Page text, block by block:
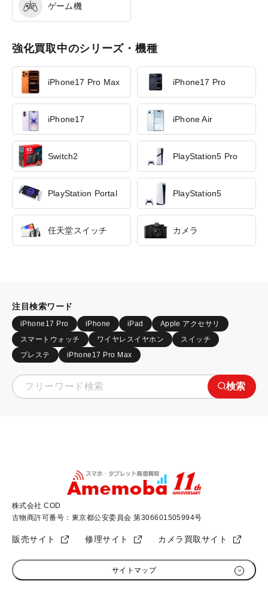
ゲーム機
強化買取中のシリーズ・機種
iPhone17 Pro Max iPhone17 Pro
iPhone17 iPhone Air
Switch2 PlayStation5 Pro
PlayStation Portal PlayStation5
任天堂スイッチ カメラ
注目検索ワード
iPhone17 Pro iPhone iPad
Apple アクセサリ
スマートウォッチ
ワイヤレスイヤホン
スイッチ
プレステ
iPhone17 Pro Max
検索
株式会社 COD
古物商許可番号：東京都公安委員会 第306601505994号
販売サイト 修理サイト カメラ買取サイト
サイトマップ